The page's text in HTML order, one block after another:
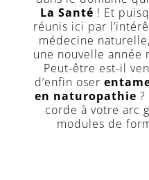
La Santé ! Et
réunis ici par
médecine
une nouvelle année
Peut-être est-il
d’enfin oser
en naturopathie
corde à votre arc
modules de